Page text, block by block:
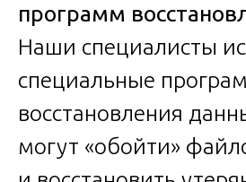
программ
Наши специалисты
специальные
восстановления
могут «обойти»